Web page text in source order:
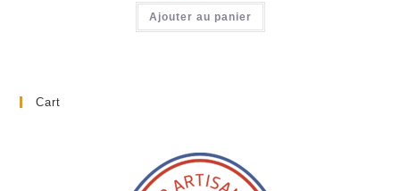
Ajouter au panier
Cart